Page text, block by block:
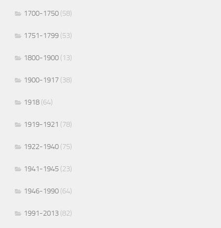
1700-1750 (58)
1751-1799 (53)
1800-1900 (13)
1900-1917 (38)
1918 (64)
1919-1921 (78)
1922-1940 (75)
1941-1945 (23)
1946-1990 (64)
1991-2013 (82)